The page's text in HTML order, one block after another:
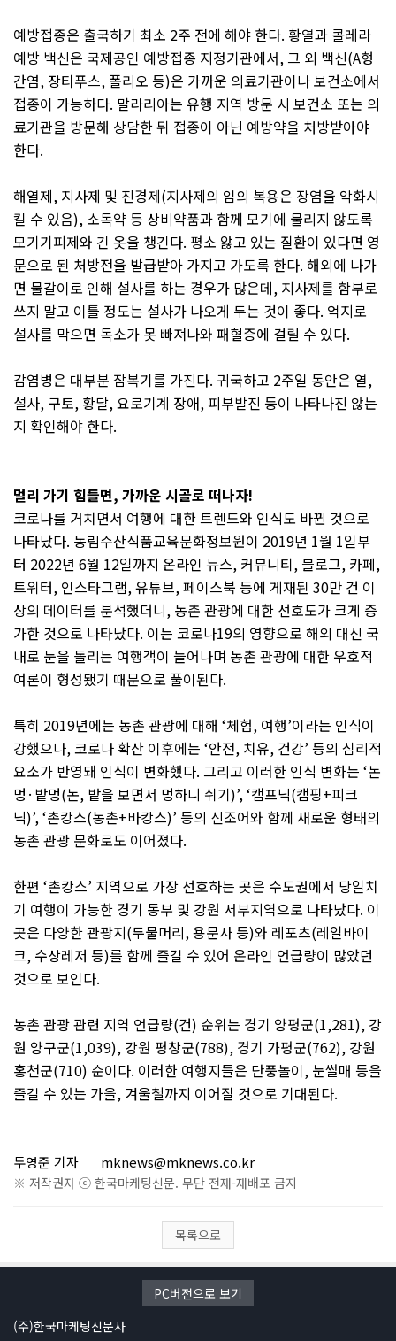
예방접종은 출국하기 최소 2주 전에 해야 한다. 황열과 콜레라
예방 백신은 국제공인 예방접종 지정기관에서, 그 외 백신(A형
간염, 장티푸스, 폴리오 등)은 가까운 의료기관이나 보건소에서
접종이 가능하다. 말라리아는 유행 지역 방문 시 보건소 또는 의
료기관을 방문해 상담한 뒤 접종이 아닌 예방약을 처방받아야
한다.
해열제, 지사제 및 진경제(지사제의 임의 복용은 장염을 악화시
킬 수 있음), 소독약 등 상비약품과 함께 모기에 물리지 않도록
모기기피제와 긴 옷을 챙긴다. 평소 앓고 있는 질환이 있다면 영
문으로 된 처방전을 발급받아 가지고 가도록 한다. 해외에 나가
면 물갈이로 인해 설사를 하는 경우가 많은데, 지사제를 함부로
쓰지 말고 이틀 정도는 설사가 나오게 두는 것이 좋다. 억지로
설사를 막으면 독소가 못 빠져나와 패혈증에 걸릴 수 있다.
감염병은 대부분 잠복기를 가진다. 귀국하고 2주일 동안은 열,
설사, 구토, 황달, 요로기계 장애, 피부발진 등이 나타나진 않는
지 확인해야 한다.
멀리 가기 힘들면, 가까운 시골로 떠나자!
코로나를 거치면서 여행에 대한 트렌드와 인식도 바뀐 것으로
나타났다. 농림수산식품교육문화정보원이 2019년 1월 1일부
터 2022년 6월 12일까지 온라인 뉴스, 커뮤니티, 블로그, 카페,
트위터, 인스타그램, 유튜브, 페이스북 등에 게재된 30만 건 이
상의 데이터를 분석했더니, 농촌 관광에 대한 선호도가 크게 증
가한 것으로 나타났다. 이는 코로나19의 영향으로 해외 대신 국
내로 눈을 돌리는 여행객이 늘어나며 농촌 관광에 대한 우호적
여론이 형성됐기 때문으로 풀이된다.
특히 2019년에는 농촌 관광에 대해 ‘체험, 여행’이라는 인식이
강했으나, 코로나 확산 이후에는 ‘안전, 치유, 건강’등의 심리적
요소가 반영돼 인식이 변화했다. 그리고 이러한 인식 변화는 ‘논
멍 · 밭멍(논, 밭을 보면서 멍하니 쉬기)’, ‘캠프닉(캠핑+피크
닉)’, ‘촌캉스(농촌+바캉스)’등의 신조어와 함께 새로운 형태의
농촌 관광 문화로도 이어졌다.
한편 ‘촌캉스’ 지역으로 가장 선호하는 곳은 수도권에서 당일치
기 여행이 가능한 경기 동부 및 강원 서부지역으로 나타났다. 이
곳은 다양한 관광지(두물머리, 용문사 등)와 레포츠(레일바이
크, 수상레저 등)를 함께 즐길 수 있어 온라인 언급량이 많았던
것으로 보인다.
농촌 관광 관련 지역 언급량(건) 순위는 경기 양평군(1,281), 강
원 양구군(1,039), 강원 평창군(788), 경기 가평군(762), 강원
홍천군(710) 순이다. 이러한 여행지들은 단풍놀이, 눈썰매 등을
즐길 수 있는 가을, 겨울철까지 이어질 것으로 기대된다.
두영준 기자 mknews@mknews.co.kr
※ 저작권자 ⓒ 한국마케팅신문. 무단 전재-재배포 금지
목록으로
PC버전으로 보기
(주)한국마케팅신문사